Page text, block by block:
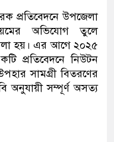
প্রতিবেদনে উপজেলা
অভিযোগ তুলে
হয়। এর আগে ২০২৫
প্রতিবেদনে নিউটন
সামগ্রী বিতরণের
অনুযায়ী সম্পূর্ণ অসত্য